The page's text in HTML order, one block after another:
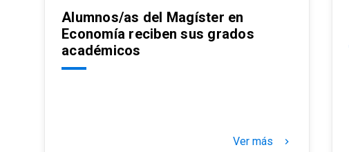
Alumnos/as del Magíster en
Economía reciben sus grados
académicos
Ver más keyboard_arrow_right